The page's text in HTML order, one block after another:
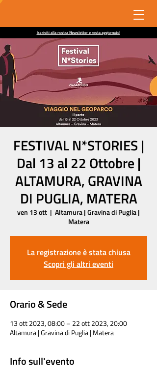
Iscriviti alla nostra Newsletter e resta aggiornato!
FESTIVAL N*STORIES |
Dal 13 al 22 Ottobre |
ALTAMURA, GRAVINA
DI PUGLIA, MATERA
ven 13 ott
  |
Altamura | Gravina di Puglia |
Matera
La registrazione è stata chiusa
Scopri gli altri eventi
Orario & Sede
13 ott 2023, 08:00 – 22 ott 2023, 20:00
Altamura | Gravina di Puglia | Matera
Info sull'evento